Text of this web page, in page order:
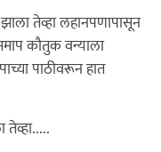
तेव्हा लहानपणापासून
कौतुक वन्याला
पाठीवरून हात